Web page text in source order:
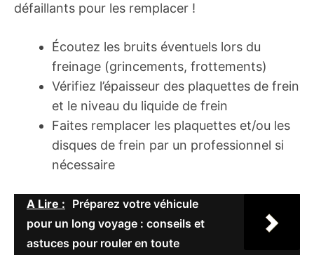
défaillants pour les remplacer !
Écoutez les bruits éventuels lors du
freinage (grincements, frottements)
Vérifiez l’épaisseur des plaquettes de frein
et le niveau du liquide de frein
Faites remplacer les plaquettes et/ou les
disques de frein par un professionnel si
nécessaire
A Lire : Préparez votre véhicule
pour un long voyage : conseils et
astuces pour rouler en toute